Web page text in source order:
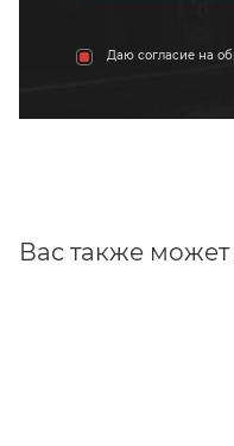
Даю согласие на
Вас также может